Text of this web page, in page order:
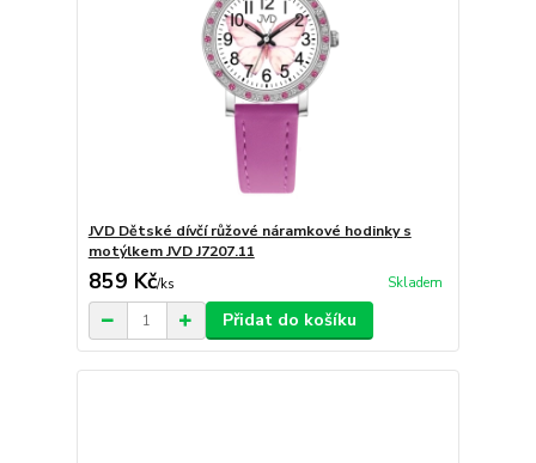
JVD Dětské dívčí růžové náramkové hodinky s
motýlkem JVD J7207.11
859 Kč/ks Skladem
Přidat do košíku